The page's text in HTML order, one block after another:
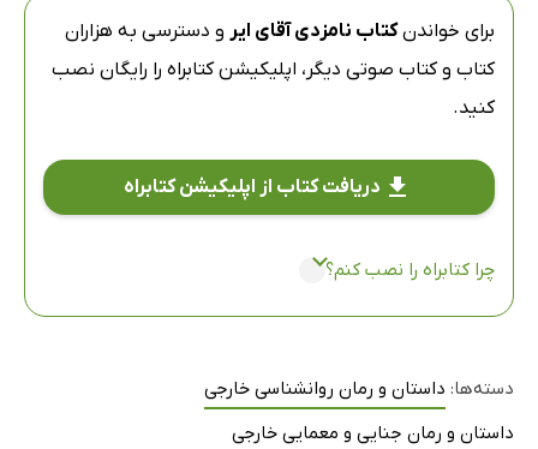
برای خواندنکتاب نامزدی آقای ایر و دسترسی به هزاران
کتاب و کتاب صوتی دیگر، اپلیکیشن کتابراه را رایگان نصب
کنید.
دریافت کتاب از اپلیکیشن کتابراه
چرا کتابراه را نصب کنم؟
دسته‌ها: داستان و رمان روانشناسی خارجی
داستان و رمان جنایی و معمایی خارجی